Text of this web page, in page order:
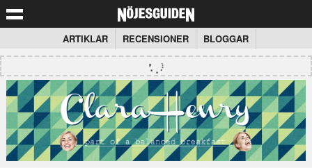
ARTIKLAR RECENSIONER BLOGGAR